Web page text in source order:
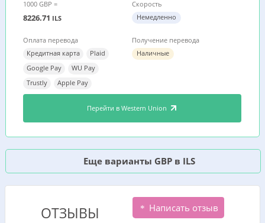
1000 GBP =
8226.71 ILS
Скорость
Немедленно
Оплата перевода
Кредитная карта
Plaid
Google Pay
WU Pay
Trustly
Apple Pay
Получение перевода
Наличные
Перейти в Western Union
Еще варианты GBP в ILS
ОТЗЫВЫ Написать отзыв